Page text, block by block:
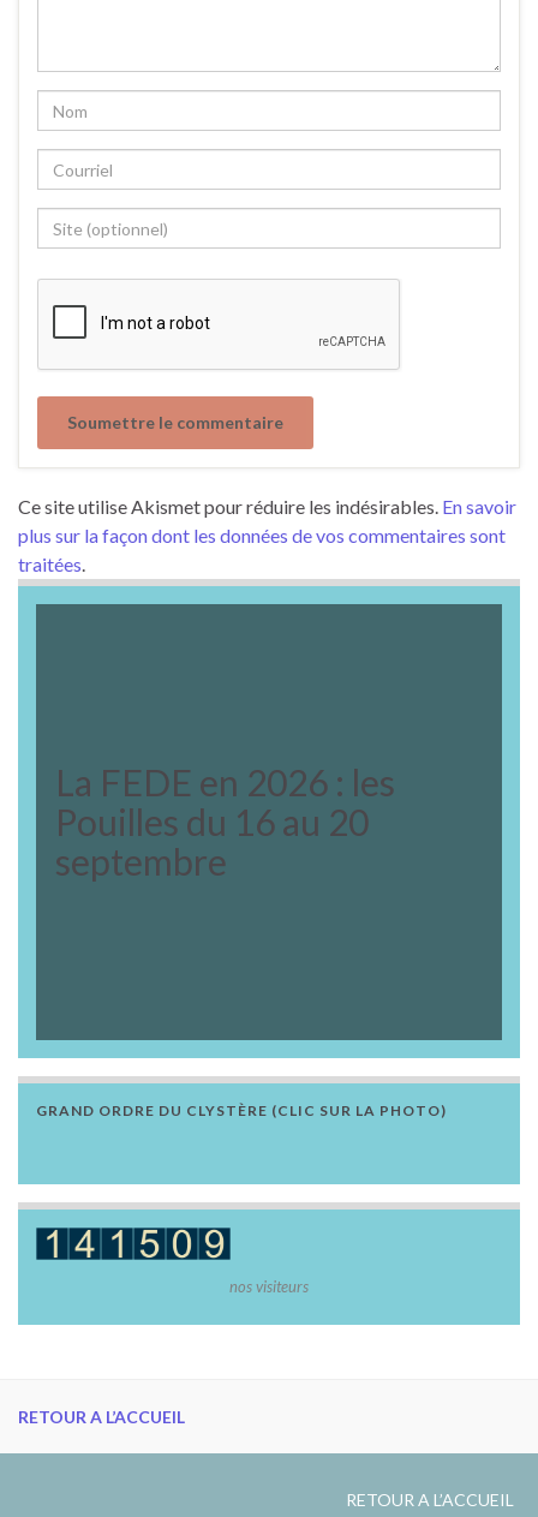
Ce site utilise Akismet pour réduire les indésirables. En savoir
plus sur la façon dont les données de vos commentaires sont
traitées.
La FEDE en 2026 : les
Pouilles du 16 au 20
septembre
GRAND ORDRE DU CLYSTÈRE (CLIC SUR LA PHOTO)
nos visiteurs
RETOUR A L’ACCUEIL
RETOUR A L’ACCUEIL